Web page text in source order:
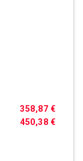
450,38 €
358,87 €